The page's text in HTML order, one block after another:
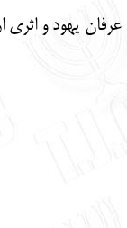
یهود و